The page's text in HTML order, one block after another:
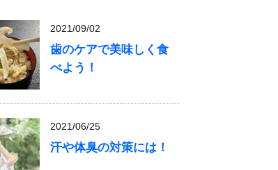
2021/09/02
歯のケアで美味しく食
べよう！
2021/06/25
汗や体臭の対策には！